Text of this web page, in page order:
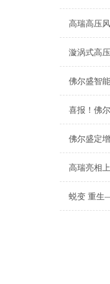
高瑞高压
高瑞亮相